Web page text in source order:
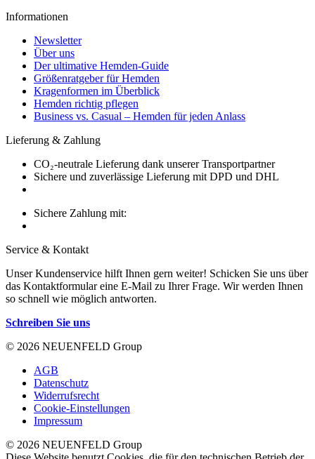
Informationen
Newsletter
Über uns
Der ultimative Hemden-Guide
Größenratgeber für Hemden
Kragenformen im Überblick
Hemden richtig pflegen
Business vs. Casual – Hemden für jeden Anlass
Lieferung & Zahlung
CO₂-neutrale Lieferung dank unserer Transportpartner
Sichere und zuverlässige Lieferung mit DPD und DHL
Sichere Zahlung mit:
Service & Kontakt
Unser Kundenservice hilft Ihnen gern weiter! Schicken Sie uns über
das Kontaktformular eine E-Mail zu Ihrer Frage. Wir werden Ihnen
so schnell wie möglich antworten.
Schreiben Sie uns
© 2026 NEUENFELD Group
AGB
Datenschutz
Widerrufsrecht
Cookie-Einstellungen
Impressum
© 2026 NEUENFELD Group